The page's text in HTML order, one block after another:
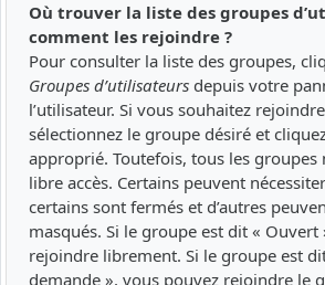
Où trouver la liste des groupes
comment les rejoindre ?
Pour consulter la liste des groupes,
Groupes d’utilisateurs depuis votre
l’utilisateur. Si vous souhaitez
sélectionnez le groupe désiré et
approprié. Toutefois, tous les groupes
libre accès. Certains peuvent
certains sont fermés et d’autres
masqués. Si le groupe est dit « Ouvert
rejoindre librement. Si le groupe est
demande », vous pouvez rejoindre le